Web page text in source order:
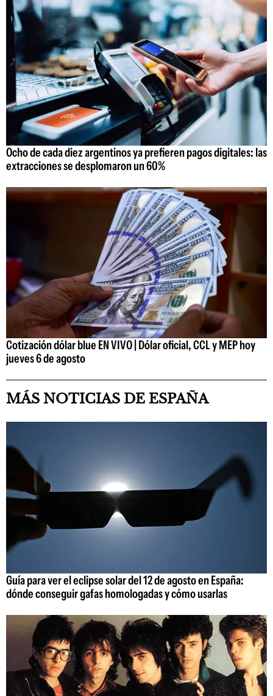
Ocho de cada diez argentinos ya prefieren pagos digitales: las
extracciones se desplomaron un 60%
Cotización dólar blue EN VIVO | Dólar oficial, CCL y MEP hoy
jueves 6 de agosto
MÁS NOTICIAS DE ESPAÑA
Guía para ver el eclipse solar del 12 de agosto en España:
dónde conseguir gafas homologadas y cómo usarlas